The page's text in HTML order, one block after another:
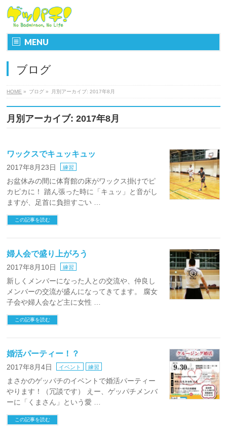
MENU
ブログ
HOME » ブログ » 月別アーカイブ: 2017年8月
月別アーカイブ: 2017年8月
ワックスでキュッキュッ
2017年8月23日 練習
お盆休みの間に体育館の床がワックス掛けでピ
カピカに！ 踏ん張った時に「キュッ」と音がし
ますが、足首に負担すごい …
この記事を読む
婦人会で盛り上がろう
2017年8月10日 練習
新しくメンバーになった人との交流や、仲良し
メンバーの交流が盛んになってきてます。 腐女
子会や婦人会など主に女性 …
この記事を読む
婚活パーティー！？
2017年8月4日 イベント 練習
まさかのゲッパチのイベントで婚活パーティー
やります！（冗談です） えー、ゲッパチメンバ
ーに「くまさん」という愛 …
この記事を読む